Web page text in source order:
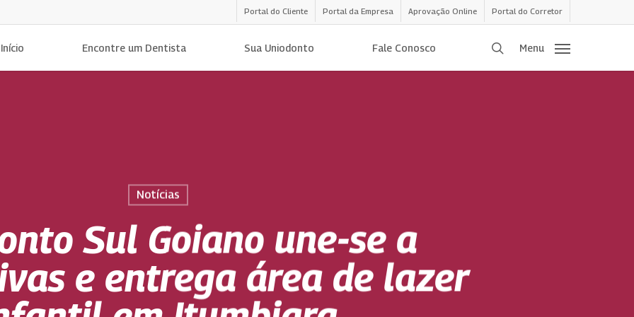
Portal do Cliente Portal da Empresa Aprovação Online Portal do Corretor
Início Encontre um Dentista Sua Uniodonto Fale Conosco procurar
Menu
Notícias
Sul Goiano une-se a
e entrega área de lazer